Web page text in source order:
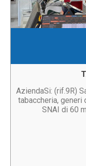
AziendaSi: (rif.9R)
tabaccheria,
SNAI di 60